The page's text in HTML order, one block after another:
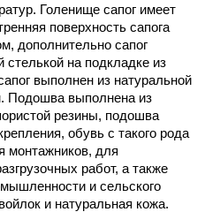
Голенище сапог имеет
поверхность сапога
дополнительно сапог
на подкладке из
выполнен из натуральной
Подошва выполнена из
резины, подошва
обувь с такого рода
монтажников, для
работ, а также
и сельского
и натуральная кожа.